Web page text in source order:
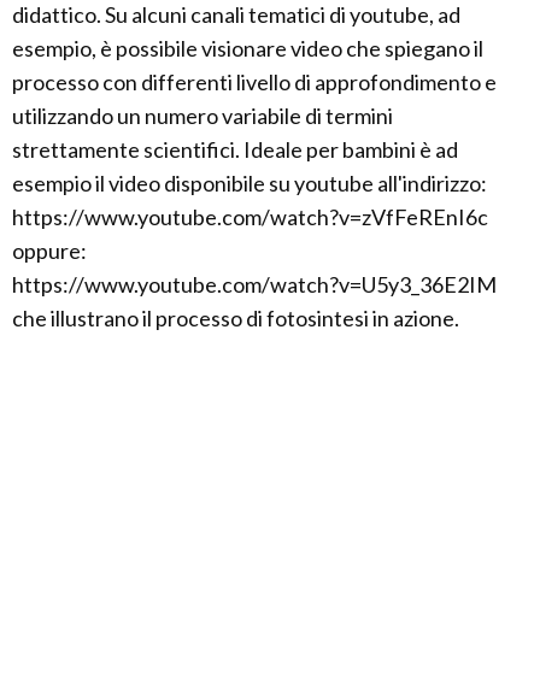
didattico. Su alcuni canali tematici di youtube, ad
esempio, è possibile visionare video che spiegano il
processo con differenti livello di approfondimento e
utilizzando un numero variabile di termini
strettamente scientifici. Ideale per bambini è ad
esempio il video disponibile su youtube all'indirizzo:
https://www.youtube.com/watch?v=zVfFeREnI6c
oppure:
https://www.youtube.com/watch?v=U5y3_36E2IM
che illustrano il processo di fotosintesi in azione.